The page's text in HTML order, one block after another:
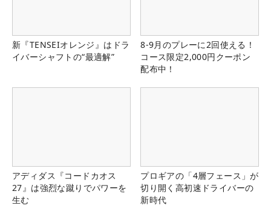
新『TENSEIオレンジ』はドラ
イバーシャフトの“最適解”
8-9月のプレーに2回使える！
コース限定2,000円クーポン
配布中！
アディダス『コードカオス
27』は強烈な蹴りでパワーを
生む
プロギアの「4層フェース」が
切り開く高初速ドライバーの
新時代